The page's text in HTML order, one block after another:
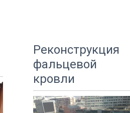
Реконструкция
фальцевой
кровли